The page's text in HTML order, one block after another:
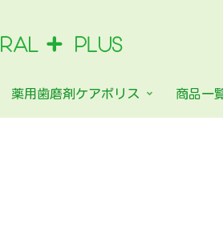
薬用歯磨剤ケアポリス 商品一